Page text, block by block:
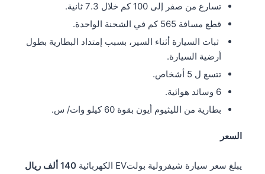
تسارع من صفر إلى 100 كم خلال 7.3 ثانية.
قطع مسافة 565 كم في الشحنة الواحدة.
ثبات السيارة أثناء السير، بسبب إمتداد البطارية بطول
أرضية السيارة.
تتسع ل 5 أشخاص.
6 وسائد هوائية.
بطارية من الليثيوم أيون بقوة 60 كيلو وات/ س.
السعر
يبلغ سعر سيارة شيفرولية بولتEV الكهربائية
140 ألف ريال